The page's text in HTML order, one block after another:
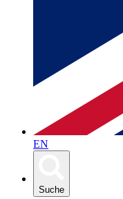
EN
Suche